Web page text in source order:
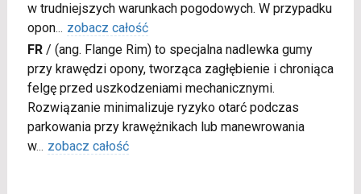
w trudniejszych warunkach pogodowych. W przypadku
opon... zobacz całość
FR/ (ang. Flange Rim) to specjalna nadlewka gumy
przy krawędzi opony, tworząca zagłębienie i chroniąca
felgę przed uszkodzeniami mechanicznymi.
Rozwiązanie minimalizuje ryzyko otarć podczas
parkowania przy krawężnikach lub manewrowania
w... zobacz całość